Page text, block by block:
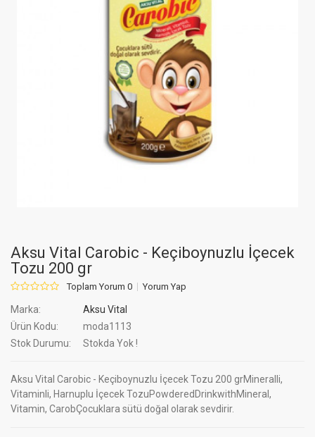
Aksu Vital Carobic - Keçiboynuzlu İçecek
Tozu 200 gr
Toplam Yorum 0 Yorum Yap
Marka:
Aksu Vital
Ürün Kodu:
moda1113
Stok Durumu:
Stokda Yok !
Aksu Vital Carobic - Keçiboynuzlu İçecek Tozu 200 grMineralli,
Vitaminli, Harnuplu İçecek TozuPowderedDrinkwithMineral,
Vitamin, CarobÇocuklara sütü doğal olarak sevdirir.